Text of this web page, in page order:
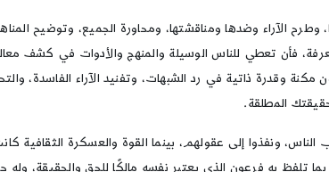
الآراء وضدها ومناقشتها، ومحاورة الجميع، وتوضيح
فأن تعطي للناس الوسيلة والمنهج والأدوات في كشف
وقدرة ذاتية في رد الشبهات، وتفنيد الآراء الفاسدة،
المطلقة.
ونفذوا إلى عقولهم، بينما القوة والعسكرة الثقافية
تلفظ به فرعون الذي يعتبر نفسه مالكًا للحق والحقيقة،